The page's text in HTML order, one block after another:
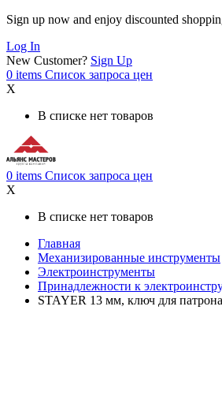
Sign up now and enjoy discounted
Log In
New Customer? Sign Up
0 items Список запроса цен
X
В списке нет товаров
0 items Список запроса цен
X
В списке нет товаров
Главная
Механизированные инструменты
Электроинструменты
Принадлежности к
STAYER 13 мм, ключ для